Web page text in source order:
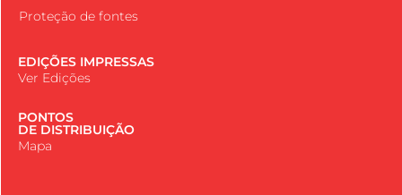
Proteção de fontes
EDIÇÕES IMPRESSAS
Ver Edições
PONTOS
DE DISTRIBUIÇÃO
Mapa